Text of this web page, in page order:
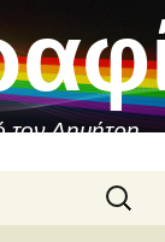
τον Δημήτρη
Search
for: